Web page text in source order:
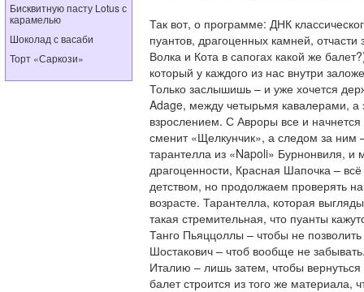
Бисквитную пасту Lotus с
карамелью
Шоколад с васаби
Торт «Саркози»
Так вот, о программе: ДНК
пуантов, драгоценных камней,
Волка и Кота в сапогах какой же
который у каждого из нас внутри
Только заслышишь – и уже хочется
Adage, между четырьмя кавалерами, а
взрослением. С Авроры все и
сменит «Щелкунчик», а следом за ним
тарантелла из «Napoli» Бурнонвиля, и
драгоценности, Красная Шапочка –
детством, но продолжаем проверять
возрасте. Тарантелла, которая
такая стремительная, что пуанты
Танго Пьяццоллы – чтобы не
Шостакович – чтоб вообще не
Италию – лишь затем, чтобы
балет строится из того же материала,